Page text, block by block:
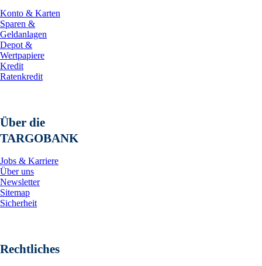
Konto & Karten
Sparen &
Geldanlagen
Depot &
Wertpapiere
Kredit
Ratenkredit
Über die
TARGOBANK
Jobs & Karriere
Über uns
Newsletter
Sitemap
Sicherheit
Rechtliches